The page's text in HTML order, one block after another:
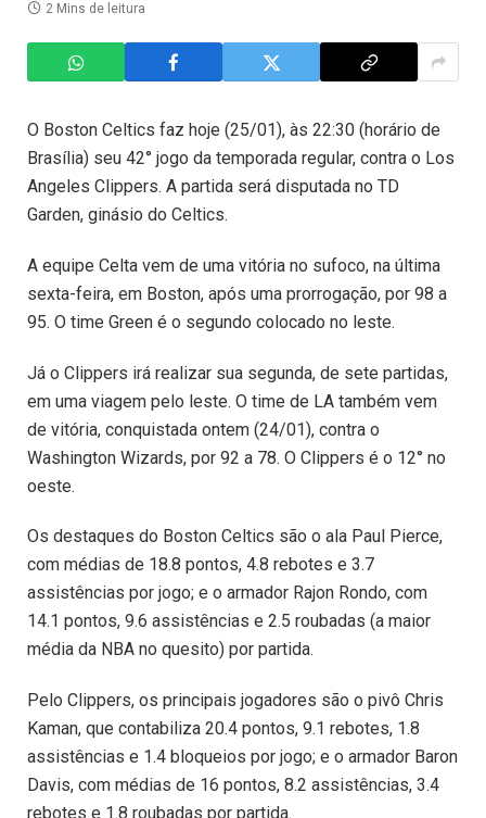
2 Mins de leitura
O Boston Celtics faz hoje (25/01), às 22:30 (horário de
Brasília) seu 42° jogo da temporada regular, contra o Los
Angeles Clippers. A partida será disputada no TD
Garden, ginásio do Celtics.
A equipe Celta vem de uma vitória no sufoco, na última
sexta-feira, em Boston, após uma prorrogação, por 98 a
95. O time Green é o segundo colocado no leste.
Já o Clippers irá realizar sua segunda, de sete partidas,
em uma viagem pelo leste. O time de LA também vem
de vitória, conquistada ontem (24/01), contra o
Washington Wizards, por 92 a 78. O Clippers é o 12° no
oeste.
Os destaques do Boston Celtics são o ala Paul Pierce,
com médias de 18.8 pontos, 4.8 rebotes e 3.7
assistências por jogo; e o armador Rajon Rondo, com
14.1 pontos, 9.6 assistências e 2.5 roubadas (a maior
média da NBA no quesito) por partida.
Pelo Clippers, os principais jogadores são o pivô Chris
Kaman, que contabiliza 20.4 pontos, 9.1 rebotes, 1.8
assistências e 1.4 bloqueios por jogo; e o armador Baron
Davis, com médias de 16 pontos, 8.2 assistências, 3.4
rebotes e 1.8 roubadas por partida.